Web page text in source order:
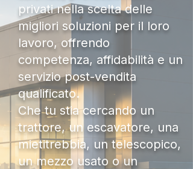
privati nella scelta delle
migliori soluzioni per il loro
lavoro, offrendo
competenza, affidabilità e un
servizio post-vendita
qualificato.
Che tu stia cercando un
trattore, un escavatore, una
mietitrebbia, un telescopico,
un mezzo usato o un